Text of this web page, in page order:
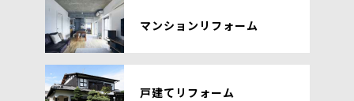
マンションリフォーム
戸建てリフォーム